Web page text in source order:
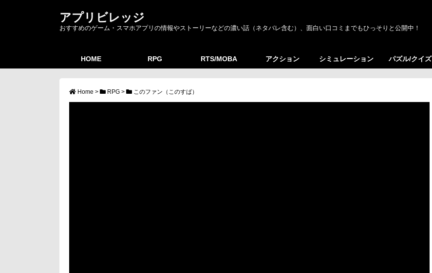
アプリビレッジ
おすすめのゲーム・スマホアプリの情報やストーリーなどの濃い話（ネタバレ含む）、面白い口コミまでもひっそりと公開中！
HOME RPG RTS/MOBA アクション シミュレーション パズル/クイズ
Home > RPG > このファン（このすば）